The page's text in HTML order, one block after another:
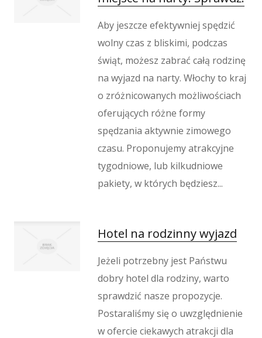
Wypoczynek
Kondycja
Dietetyka, Odchudzanie
Kosmetyki
Leczenie
Salony Kosmetyczne
Sprzęt Medyczny
Oprogramowanie
Oprogramowanie
Strony Internetowe
Kontakt
Aby jeszcze efektywniej spędzić
wolny czas z bliskimi, podczas
świąt, możesz zabrać całą rodzinę
na wyjazd na narty. Włochy to kraj
o zróżnicowanych możliwościach
oferujących różne formy
spędzania aktywnie zimowego
czasu. Proponujemy atrakcyjne
tygodniowe, lub kilkudniowe
pakiety, w których będziesz...
Hotel na rodzinny wyjazd
Jeżeli potrzebny jest Państwu
dobry hotel dla rodziny, warto
sprawdzić nasze propozycje.
Postaraliśmy się o uwzględnienie
w ofercie ciekawych atrakcji dla